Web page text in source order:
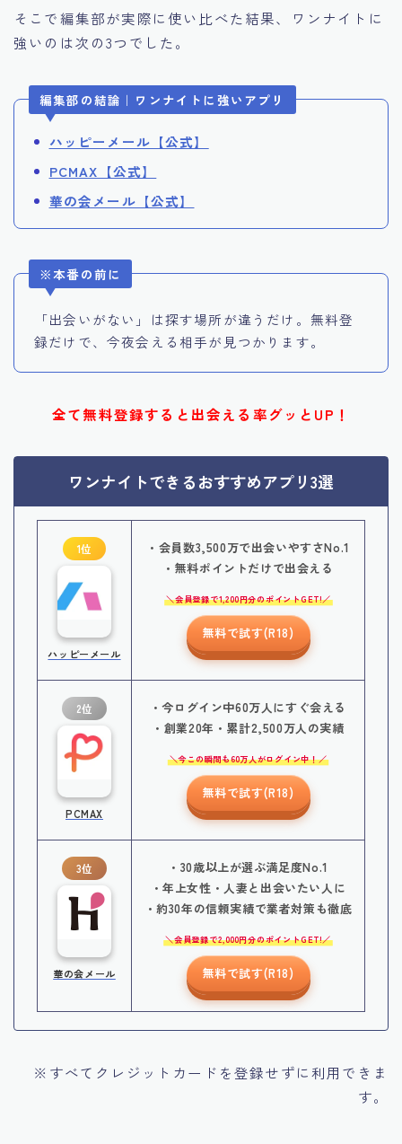
そこで編集部が実際に使い比べた結果、ワンナイトに
強いのは次の3つでした。
編集部の結論｜ワンナイトに強いアプリ
ハッピーメール【公式】
PCMAX【公式】
華の会メール【公式】
※本番の前に
「出会いがない」は探す場所が違うだけ。無料登
録だけで、今夜会える相手が見つかります。
全て無料登録すると出会える率グッとUP！
ワンナイトできるおすすめアプリ3選
1位
ハッピーメール
・会員数3,500万で出会いやすさNo.1
・無料ポイントだけで出会える
会員登録で1,200円分のポイントGET!
無料で試す(R18)
2位
PCMAX
・今ログイン中60万人にすぐ会える
・創業20年・累計2,500万人の実績
今この瞬間も60万人がログイン中！
無料で試す(R18)
3位
華の会メール
・30歳以上が選ぶ満足度No.1
・年上女性・人妻と出会いたい人に
・約30年の信頼実績で業者対策も徹底
会員登録で2,000円分のポイントGET!
無料で試す(R18)
※すべてクレジットカードを登録せずに利用できま
す。